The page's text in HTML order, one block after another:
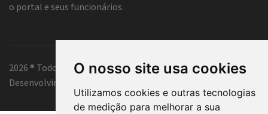
O nosso site usa cookies
Utilizamos cookies e outras tecnologias
de medição para melhorar a sua
o portal e seus funcionários.
2026 ® Todos os direitos reservados.
Desenvolvimento e hospedagem